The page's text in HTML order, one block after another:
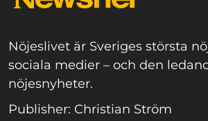
Nöjeslivet är Sveriges största
sociala medier – och den
nöjesnyheter.
Publisher: Christian Ström